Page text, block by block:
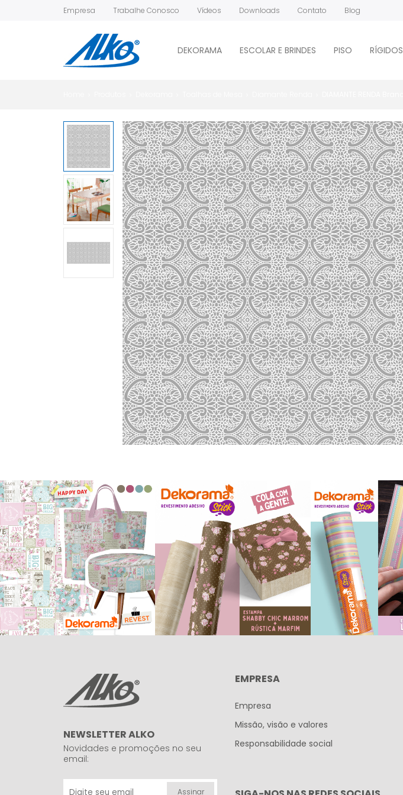
Empresa Trabalhe Conosco Vídeos Downloads Contato Blog
DEKORAMA ESCOLAR E BRINDES PISO RÍGIDOS
NEWSLETTER ALKO
Novidades e promoções no seu
email:
Assinar
EMPRESA
Empresa
Missão, visão e valores
Responsabilidade social